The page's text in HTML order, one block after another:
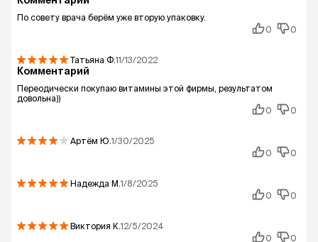
По совету врача берём уже вторую упаковку.
0
0
Татьяна Ф.11/13/2022
Комментарий
Переодически покупаю витамины этой фирмы, результатом
довольна))
0
0
Артём Ю.1/30/2025
0
0
Надежда М.1/8/2025
0
0
Виктория К.12/5/2024
0
0